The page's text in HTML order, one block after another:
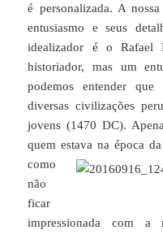
é personalizada. A
entusiasmo e seus
idealizador é o Rafael
historiador, mas um
podemos entender
diversas civilizações
jovens (1470 DC).
quem estava na época
como
não
ficar
impressionada com